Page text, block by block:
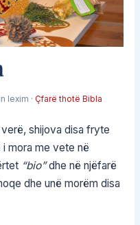
lexim · Çfarë thotë Bibla
shijova disa fryte
mora me vete në
“bio”dhe në njëfarë
dhe unë morëm disa